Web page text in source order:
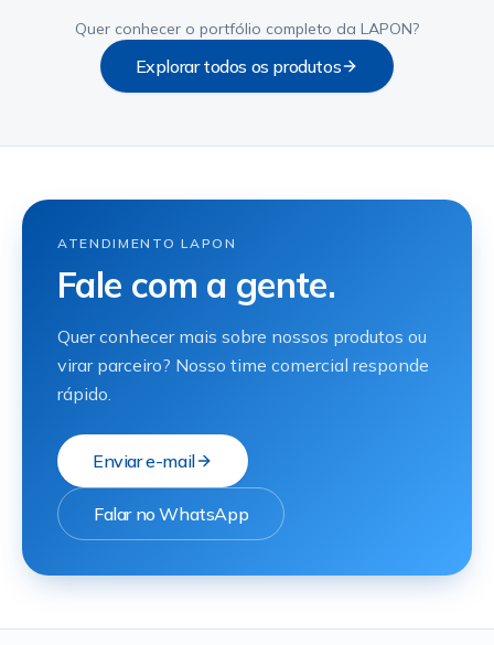
Quer conhecer o portfólio completo da LAPON?
Explorar todos os produtos
ATENDIMENTO LAPON
Fale com a gente.
Quer conhecer mais sobre nossos produtos ou
virar parceiro? Nosso time comercial responde
rápido.
Enviar e-mail
Falar no WhatsApp